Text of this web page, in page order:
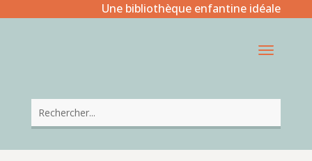
Une bibliothèque enfantine idéale